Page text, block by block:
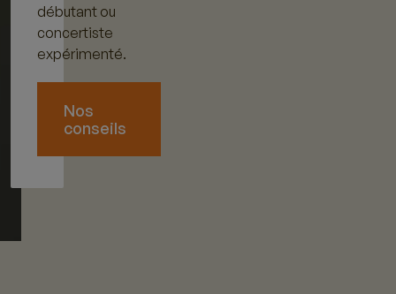
débutant ou
concertiste
expérimenté.
Nos
conseils